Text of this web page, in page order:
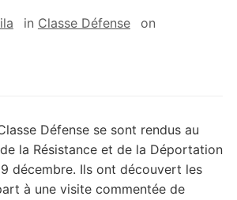
in Classe Défense on
Défense se sont rendus au
la Résistance et de la Déportation
décembre. Ils ont découvert les
à une visite commentée de